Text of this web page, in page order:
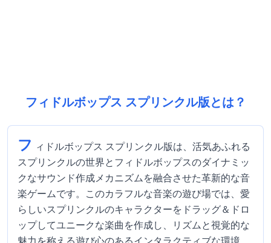
フィドルボップス スプリンクル版とは？
フ ィドルボップス スプリンクル版は、活気あふれる
スプリンクルの世界とフィドルボップスのダイナミッ
クなサウンド作成メカニズムを融合させた革新的な音
楽ゲームです。このカラフルな音楽の遊び場では、愛
らしいスプリンクルのキャラクターをドラッグ＆ドロ
ップしてユニークな楽曲を作成し、リズムと視覚的な